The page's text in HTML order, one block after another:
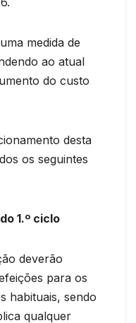
medida de
ao atual
do custo
desta
os seguintes
1.º ciclo
deverão
para os
habituais, sendo
qualquer